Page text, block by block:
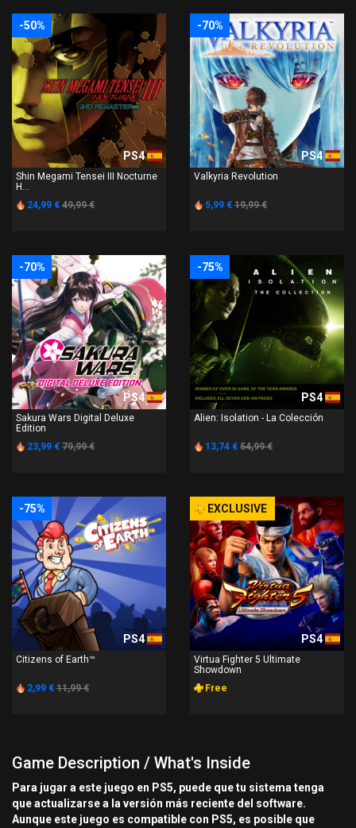
-50%
PS4
Shin Megami Tensei III Nocturne
H...
24,99 € 49,99 €
-70%
PS4
Valkyria Revolution
5,99 € 19,99 €
-70%
PS4
Sakura Wars Digital Deluxe
Edition
23,99 € 79,99 €
-75%
PS4
Alien: Isolation - La Colección
13,74 € 54,99 €
-75%
PS4
Citizens of Earth™
2,99 € 11,99 €
EXCLUSIVE
PS4
Virtua Fighter 5 Ultimate
Showdown
Free
Game Description / What's Inside
Para jugar a este juego en PS5, puede que tu sistema tenga
que actualizarse a la versión más reciente del software.
Aunque este juego es compatible con PS5, es posible que